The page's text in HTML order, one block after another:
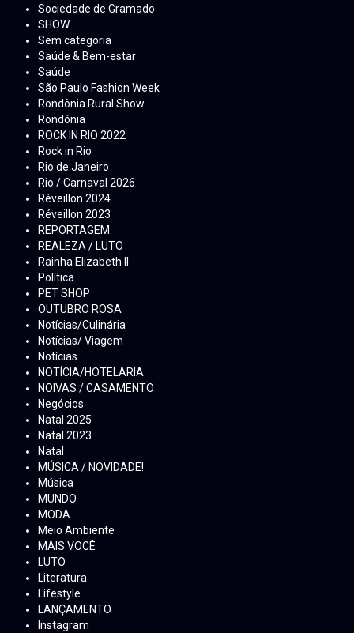
Sociedade de Gramado
SHOW
Sem categoria
Saúde & Bem-estar
Saúde
São Paulo Fashion Week
Rondônia Rural Show
Rondônia
ROCK IN RIO 2022
Rock in Rio
Rio de Janeiro
Rio / Carnaval 2026
Réveillon 2024
Réveillon 2023
REPORTAGEM
REALEZA / LUTO
Rainha Elizabeth ll
Política
PET SHOP
OUTUBRO ROSA
Notícias/Culinária
Notícias/ Viagem
Notícias
NOTÍCIA/HOTELARIA
NOIVAS / CASAMENTO
Negócios
Natal 2025
Natal 2023
Natal
MÚSICA / NOVIDADE!
Música
MUNDO
MODA
Meio Ambiente
MAIS VOCÊ
LUTO
Literatura
Lifestyle
LANÇAMENTO
Instagram